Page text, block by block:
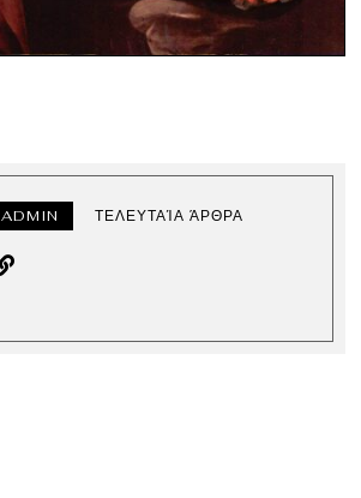
ADMIN ΤΕΛΕΥΤΑΊΑ ΆΡΘΡΑ